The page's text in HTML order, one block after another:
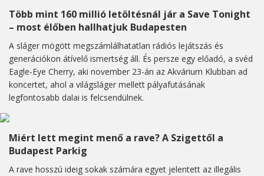
Több mint 160 millió letöltésnál jár a Save Tonight
– most élőben hallhatjuk Budapesten
A sláger mögött megszámlálhatatlan rádiós lejátszás és
generációkon átívelő ismertség áll. És persze egy előadó, a svéd
Eagle-Eye Cherry, aki november 23-án az Akvárium Klubban ad
koncertet, ahol a világsláger mellett pályafutásának
legfontosabb dalai is felcsendülnek.
Miért lett megint menő a rave? A Szigettől a
Budapest Parkig
A rave hosszú ideig sokak számára egyet jelentett az illegális